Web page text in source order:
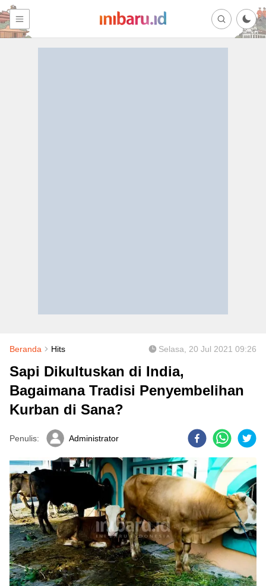
Beranda Hits Selasa, 20 Jul 2021 09:26
Sapi Dikultuskan di India,
Bagaimana Tradisi Penyembelihan
Kurban di Sana?
Penulis: Administrator